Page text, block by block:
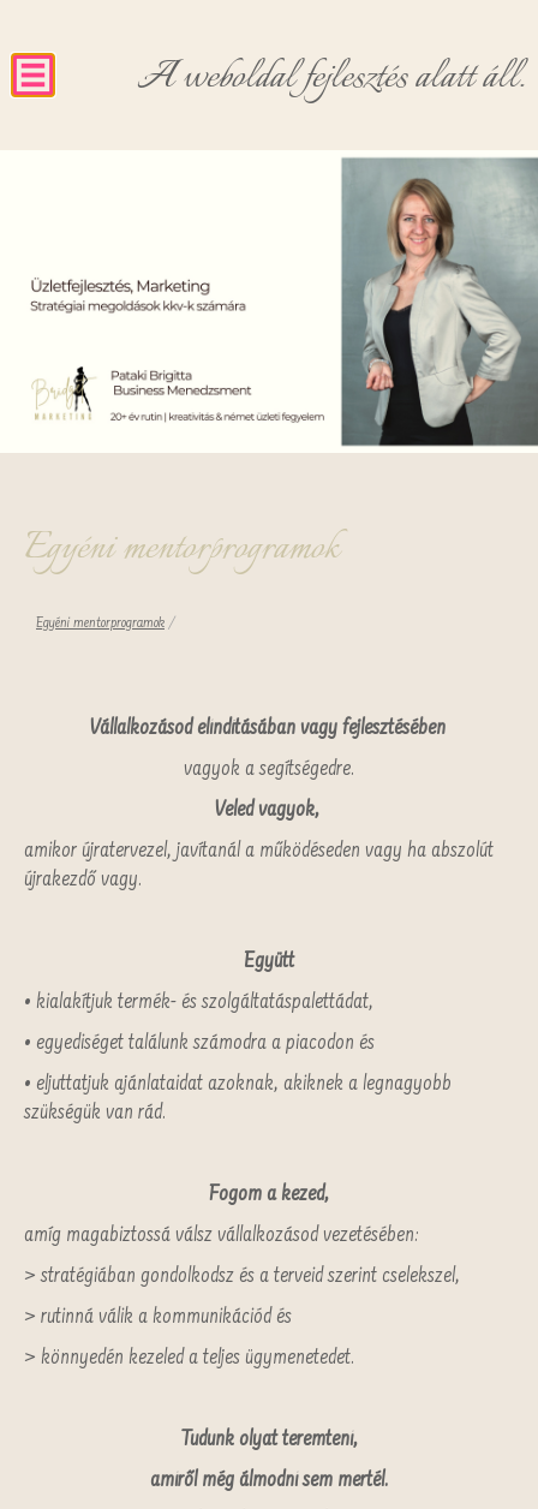
A weboldal fejlesztés alatt áll.
Egyéni mentorprogramok
Egyéni mentorprogramok /
Vállalkozásod elindításában vagy fejlesztésében
vagyok a segítségedre.
Veled vagyok,
amikor újratervezel, javítanál a működéseden vagy ha abszolút
újrakezdő vagy.
Együtt
• kialakítjuk termék- és szolgáltatáspalettádat,
• egyediséget találunk számodra a piacodon és
• eljuttatjuk ajánlataidat azoknak, akiknek a legnagyobb
szükségük van rád.
Fogom a kezed,
amíg magabiztossá válsz vállalkozásod vezetésében:
> stratégiában gondolkodsz és a terveid szerint cselekszel,
> rutinná válik a kommunikációd és
> könnyedén kezeled a teljes ügymenetedet.
Tudunk olyat teremteni,
amiről még álmodni sem mertél.